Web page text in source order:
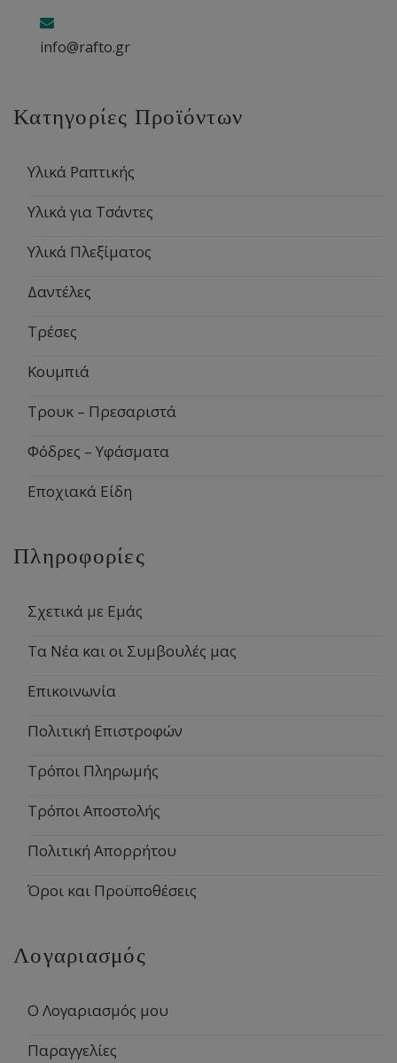
info@rafto.gr
Κατηγορίες Προϊόντων
Υλικά Ραπτικής
Υλικά για Τσάντες
Υλικά Πλεξίματος
Δαντέλες
Τρέσες
Κουμπιά
Τρουκ – Πρεσαριστά
Φόδρες – Υφάσματα
Εποχιακά Είδη
Πληροφορίες
Σχετικά με Εμάς
Τα Νέα και οι Συμβουλές μας
Επικοινωνία
Πολιτική Επιστροφών
Τρόποι Πληρωμής
Τρόποι Αποστολής
Πολιτική Απορρήτου
Όροι και Προϋποθέσεις
Λογαριασμός
Ο Λογαριασμός μου
Παραγγελίες